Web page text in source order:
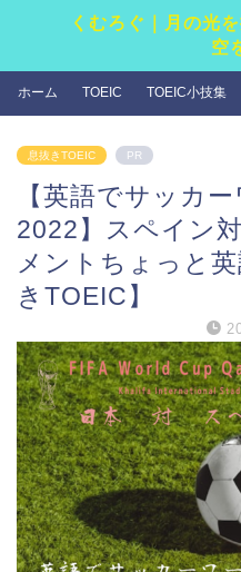
くむろぐ｜月の光
空
ホーム TOEIC TOEIC小技集
息抜きTOEIC PR
【英語でサッカ
2022】スペイン
メントちょっと
きTOEIC】